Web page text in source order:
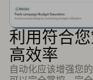
利用符合
高效率
自动化应该增强您